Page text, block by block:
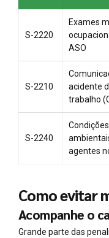
S-2220
Exames
ASO
S-2210
acidente
trabalho
S-2240
Condições
agentes
Como evitar
Acompanhe o
Grande parte das